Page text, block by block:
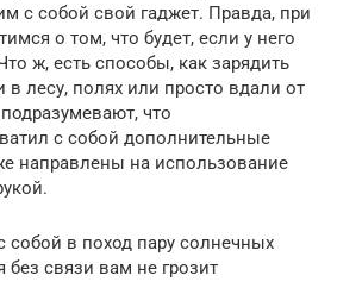
с собой свой гаджет. Правда, при
о том, что будет, если у него
ж, есть способы, как зарядить
в лесу, полях или просто вдали от
что
с собой дополнительные
направлены на использование
собой в поход пару солнечных
без связи вам не грозит